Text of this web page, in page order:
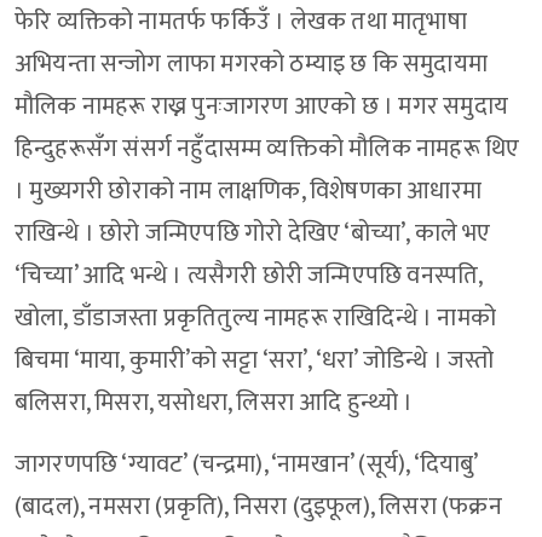
फेरि व्यक्तिको नामतर्फ फर्किउँ । लेखक तथा मातृभाषा
अभियन्ता सन्जोग लाफा मगरको ठम्याइ छ कि समुदायमा
मौलिक नामहरू राख्न पुनःजागरण आएको छ । मगर समुदाय
हिन्दुहरूसँग संसर्ग नहुँदासम्म व्यक्तिको मौलिक नामहरू थिए
। मुख्यगरी छोराको नाम लाक्षणिक, विशेषणका आधारमा
राखिन्थे । छोरो जन्मिएपछि गोरो देखिए ‘बोच्या’, काले भए
‘चिच्या’ आदि भन्थे । त्यसैगरी छोरी जन्मिएपछि वनस्पति,
खोला, डाँडाजस्ता प्रकृतितुल्य नामहरू राखिदिन्थे । नामको
बिचमा ‘माया, कुमारी’को सट्टा ‘सरा’, ‘धरा’ जोडिन्थे । जस्तो
बलिसरा, मिसरा, यसोधरा, लिसरा आदि हुन्थ्यो ।
जागरणपछि ‘ग्यावट’ (चन्द्रमा), ‘नामखान’ (सूर्य), ‘दियाबु’
(बादल), नमसरा (प्रकृति), निसरा (दुइफूल), लिसरा (फक्रन